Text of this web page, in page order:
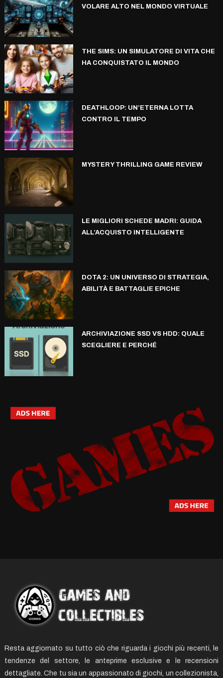
VOLARE ALTO NEL MONDO VIRTUALE
THE SIMS: UN SIMULATORE DI VITA CHE
HA CONQUISTATO IL MONDO
DEATHLOOP: UN’ETERNA LOTTA
CONTRO IL TEMPO
MYSTERY THRILLING GAME REVIEW
LE MIGLIORI SCHEDE MADRI: GUIDA
ALL’ACQUISTO INTELLIGENTE
DOTA 2: UN UNIVERSO DI STRATEGIA,
ABILITÀ E BATTAGLIE EPICHE
ARCHIVIAZIONE SSD VS HDD: QUALE
SCEGLIERE E PERCHÉ
Resta aggiornato su tutto ciò che riguarda i giochi più recenti, le
tendenze del settore, le anteprime esclusive e le recensioni
dettagliate. Che tu sia un appassionato di giochi, un collezionista,